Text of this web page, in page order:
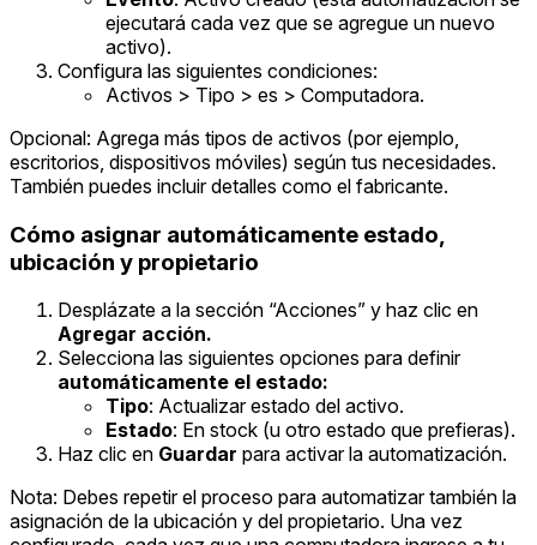
ejecutará cada vez que se agregue un nuevo
activo).
Configura las siguientes condiciones:
Activos > Tipo > es > Computadora.
Opcional: Agrega más tipos de activos (por ejemplo,
escritorios, dispositivos móviles) según tus necesidades.
También puedes incluir detalles como el fabricante.
Cómo asignar automáticamente estado,
ubicación y propietario
Desplázate a la sección “Acciones” y haz clic en
Agregar acción.
Selecciona las siguientes opciones para definir
automáticamente el estado:
Tipo: Actualizar estado del activo.
Estado: En stock (u otro estado que prefieras).
Haz clic en Guardar para activar la automatización.
Nota: Debes repetir el proceso para automatizar también la
asignación de la ubicación y del propietario. Una vez